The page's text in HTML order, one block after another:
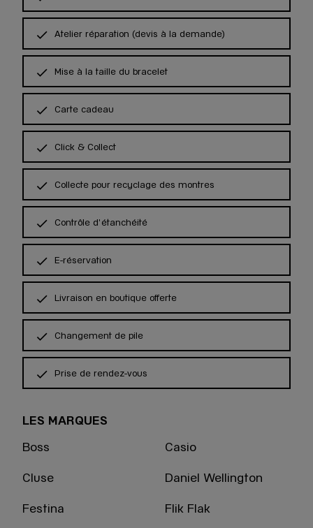
Atelier réparation (devis à la demande)
Mise à la taille du bracelet
Carte cadeau
Click & Collect
Collecte pour recyclage des montres
Contrôle d'étanchéité
E-réservation
Livraison en boutique offerte
Changement de pile
Prise de rendez-vous
LES MARQUES
Boss
Casio
Cluse Daniel Wellington
Festina Flik Flak